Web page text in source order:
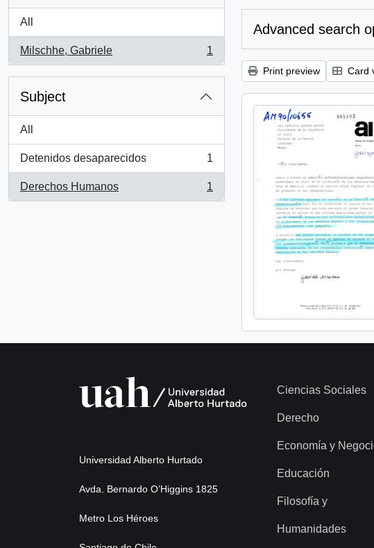
All
Milschhe, Gabriele
, 1 results
1
Subject
All
Detenidos desaparecidos
, 1 results
1
Derechos Humanos
, 1 results
1
Advanced search
Print preview Card
Universidad Alberto Hurtado
Avda. Bernardo O’Higgins 1825
Metro Los Héroes
Ciencias Sociales
Derecho
Economía y
Educación
Filosofía y
Humanidades